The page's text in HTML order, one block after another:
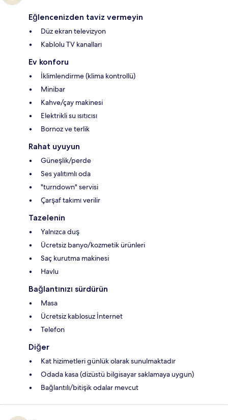
Eğlencenizden taviz vermeyin
Düz ekran televizyon
Kablolu TV kanalları
Ev konforu
İklimlendirme (klima kontrollü)
Minibar
Kahve/çay makinesi
Elektrikli su ısıtıcısı
Bornoz ve terlik
Rahat uyuyun
Güneşlik/perde
Ses yalıtımlı oda
"turndown" servisi
Çarşaf takımı verilir
Tazelenin
Yalnızca duş
Ücretsiz banyo/kozmetik ürünleri
Saç kurutma makinesi
Havlu
Bağlantınızı sürdürün
Masa
Ücretsiz kablosuz İnternet
Telefon
Diğer
Kat hizimetleri günlük olarak sunulmaktadır
Odada kasa (dizüstü bilgisayar saklamaya uygun)
Bağlantılı/bitişik odalar mevcut